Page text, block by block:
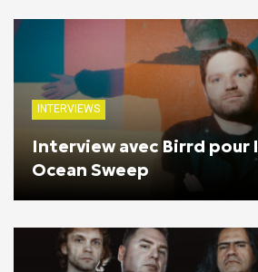
INTERVIEWS
Interview avec Birrd pour
Ocean Sweep